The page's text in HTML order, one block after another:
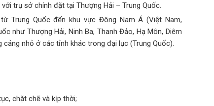
trụ sở chính đặt tại Thượng Hải – Trung Quốc.
Trung Quốc đến khu vực Đông Nam Á (Việt Nam,
như Thượng Hải, Ninh Ba, Thanh Đảo, Hạ Môn, Diêm
nhỏ ở các tỉnh khác trong đại lục (Trung Quốc).
chặt chẽ và kịp thời;